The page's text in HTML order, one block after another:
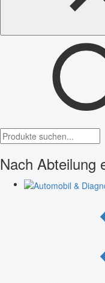
Nach Abteilung